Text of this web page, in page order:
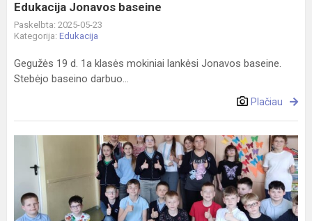
Edukacija Jonavos baseine
Paskelbta: 2025-05-23
Kategorija: Edukacija
Gegužės 19 d. 1a klasės mokiniai lankėsi Jonavos baseine.
Stebėjo baseino darbuo...
Plačiau
Kelionė
ketverių
metų
ratu